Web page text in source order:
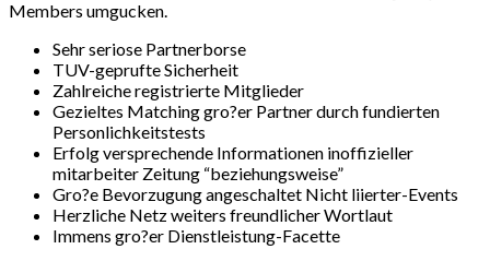
Members umgucken.
Sehr seriose Partnerborse
TUV-geprufte Sicherheit
Zahlreiche registrierte Mitglieder
Gezieltes Matching gro?er Partner durch fundierten
Personlichkeitstests
Erfolg versprechende Informationen inoffizieller
mitarbeiter Zeitung “beziehungsweise”
Gro?e Bevorzugung angeschaltet Nicht liierter-Events
Herzliche Netz weiters freundlicher Wortlaut
Immens gro?er Dienstleistung-Facette